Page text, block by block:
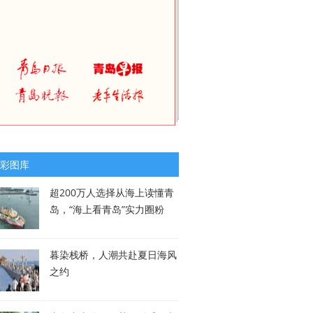
图库
超200万人选择从海上读懂青
岛，“海上看青岛”实力圈粉
暮染栈桥，人潮共赴夏日海风
之约